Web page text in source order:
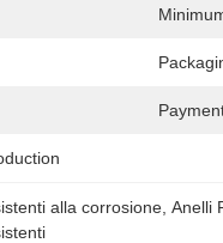
alla corrosione , Anelli